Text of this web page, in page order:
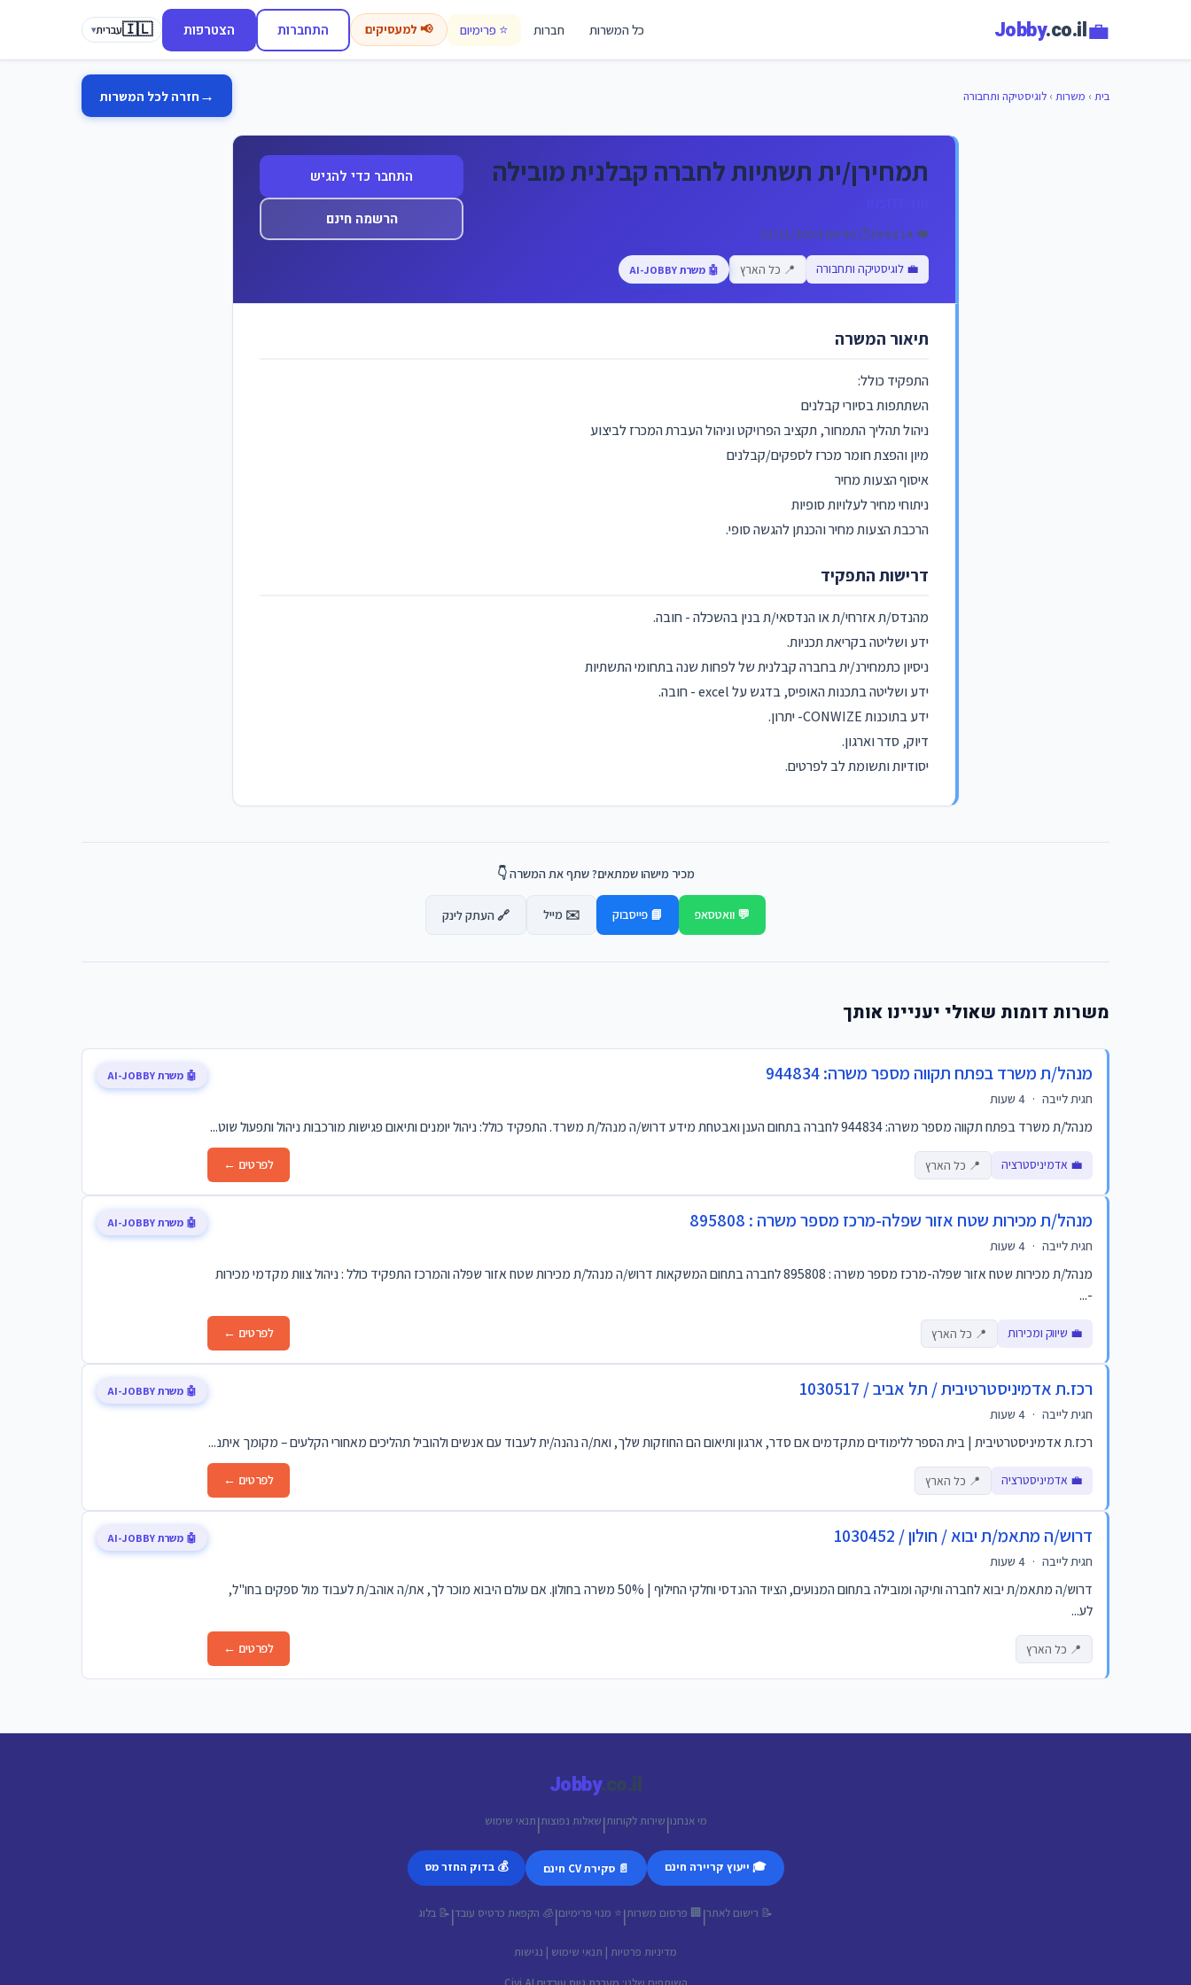
💼
Jobby.co.il כל המשרות חברות ⭐ פרימיום 📢 למעסיקים התחברות הצטרפות 🇮🇱עברית▾
בית › משרות › לוגיסטיקה ותחבורה →חזרה לכל המשרות
תמחירן/ית תשתיות לחברה קבלנית מובילה
👁️ 14 צפיות 🕐 פורסם 21/11/2024
💼 לוגיסטיקה ותחבורה 📍 כל הארץ 🤖 משרת AI-JOBBY
התחבר כדי להגיש
הרשמה חינם
תיאור המשרה
התפקיד כולל:
השתתפות בסיורי קבלנים
ניהול תהליך התמחור, תקציב הפרויקט וניהול העברת המכרז לביצוע
מיון והפצת חומר מכרז לספקים/קבלנים
איסוף הצעות מחיר
ניתוחי מחיר לעלויות סופיות
הרכבת הצעות מחיר והכנתן להגשה סופי.
דרישות התפקיד
מהנדס/ת אזרחי/ת או הנדסאי/ת בנין בהשכלה - חובה.
ידע ושליטה בקריאת תכניות.
ניסיון כתמחירנ/ית בחברה קבלנית של לפחות שנה בתחומי התשתיות
ידע ושליטה בתכנות האופיס, בדגש על excel - חובה.
ידע בתוכנות CONWIZE- יתרון.
דיוק, סדר וארגון.
יסודיות ותשומת לב לפרטים.
מכיר מישהו שמתאים? שתף את המשרה 👇
💬 וואטסאפ 📘 פייסבוק ✉️ מייל 🔗 העתק לינק
משרות דומות שאולי יעניינו אותך
מנהל/ת משרד בפתח תקווה מספר משרה: 944834
חגית לייבה ·
מנהל/ת משרד בפתח תקווה מספר משרה: 944834 לחברה בתחום הענן ואבטחת מידע דרוש/ה מנהל/ת משרד. התפקיד כולל: ניהול יומנים ותיאום פגישות מורכבות ניהול ותפעול שוט...
💼 אדמיניסטרציה 📍 כל הארץ לפרטים ←
🤖 משרת AI-JOBBY
מנהל/ת מכירות שטח אזור שפלה-מרכז מספר משרה : 895808
חגית לייבה ·
מנהל/ת מכירות שטח אזור שפלה-מרכז מספר משרה : 895808 לחברה בתחום המשקאות דרוש/ה מנהל/ת מכירות שטח אזור שפלה והמרכז התפקיד כולל : ניהול צוות מקדמי מכירות
-...
💼 שיווק ומכירות 📍 כל הארץ לפרטים ←
🤖 משרת AI-JOBBY
רכז.ת אדמיניסטרטיבית / תל אביב / 1030517
חגית לייבה ·
רכז.ת אדמיניסטרטיבית | בית הספר ללימודים מתקדמים אם סדר, ארגון ותיאום הם החוזקות שלך, ואת/ה נהנה/ית לעבוד עם אנשים ולהוביל תהליכים מאחורי הקלעים – מקומך איתנ...
💼 אדמיניסטרציה 📍 כל הארץ לפרטים ←
🤖 משרת AI-JOBBY
דרוש/ה מתאמ/ת יבוא / חולון / 1030452
חגית לייבה ·
דרוש/ה מתאמ/ת יבוא לחברה ותיקה ומובילה בתחום המנועים, הציוד ההנדסי וחלקי החילוף | 50% משרה בחולון. אם עולם היבוא מוכר לך, את/ה אוהב/ת לעבוד מול ספקים בחו"ל,
לע...
📍 כל הארץ לפרטים ←
🤖 משרת AI-JOBBY
Jobby.co.il
מי אנחנו|שירות לקוחות|שאלות נפוצות|תנאי שימוש
🎓 ייעוץ קריירה חינם 📄 סקירת CV חינם 💰 בדוק החזר מס
📝 רישום לאתר| 🏢 פרסום משרות|⭐ מנוי פרימיום|🧊 הקפאת כרטיס עובד|📝 בלוג
מדיניות פרטיות | תנאי שימוש | נגישות